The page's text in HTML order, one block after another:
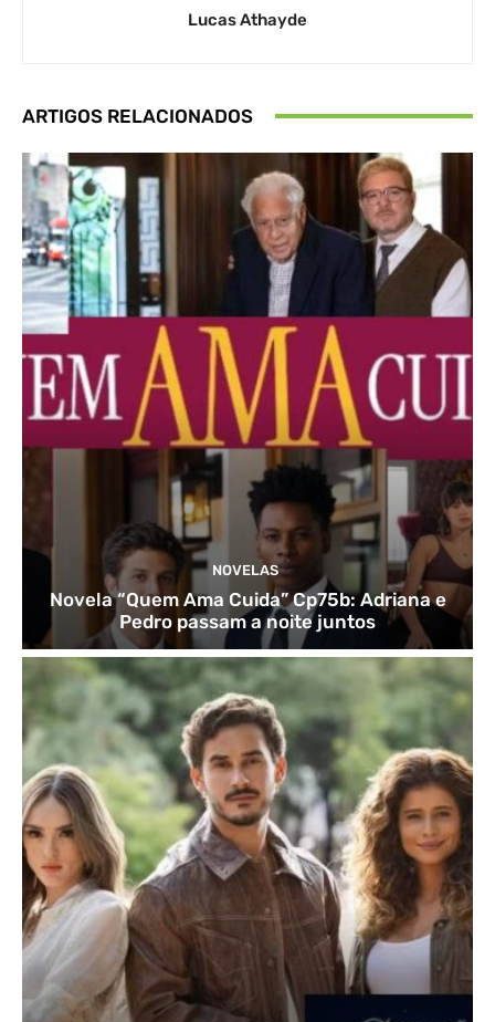
Lucas Athayde
ARTIGOS RELACIONADOS
NOVELAS
Novela “Quem Ama Cuida” Cp75b: Adriana e
Pedro passam a noite juntos